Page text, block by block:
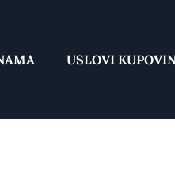
USLOVI
Čistač